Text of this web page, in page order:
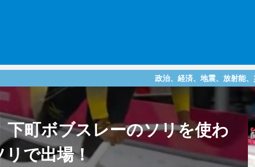
政治、経済、地震、放射能、災害などを中心
町ボブスレーのソリを使わ
リで出場！